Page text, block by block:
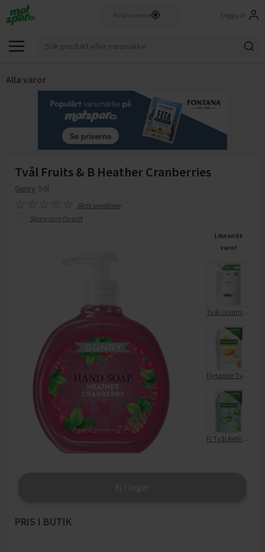
Logga in
Alla varor
Tvål Fruits & B Heather Cranberries
Gunry 5dl
Skriv omdöme
Spara som favorit
Liknande
varor
Tvål Cream Wash Original Refill
Flytande Tvål Refill Milk & Honey
Fl Tvål Refill Hygiene Sensitive
PRIS I BUTIK